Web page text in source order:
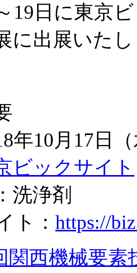
19日に東京
に出展いた
年10月17日
ビックサイト
洗浄剤
ト： https://
関西機械要